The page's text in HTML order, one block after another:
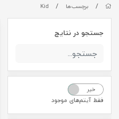
/ برچسب‌ها /
Kid
جستجو در نتایج
خیر
فقط آیتم‌های موجود